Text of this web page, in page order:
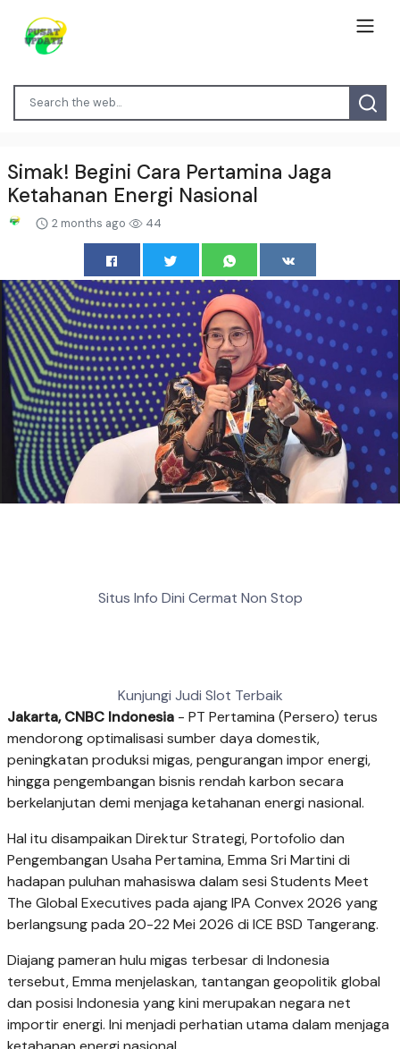
Simak! Begini Cara Pertamina Jaga
Ketahanan Energi Nasional
2 months ago 44
Situs Info Dini Cermat Non Stop
Kunjungi Judi Slot Terbaik
Jakarta, CNBC Indonesia - PT Pertamina (Persero) terus
mendorong optimalisasi sumber daya domestik,
peningkatan produksi migas, pengurangan impor energi,
hingga pengembangan bisnis rendah karbon secara
berkelanjutan demi menjaga ketahanan energi nasional.
Hal itu disampaikan Direktur Strategi, Portofolio dan
Pengembangan Usaha Pertamina, Emma Sri Martini di
hadapan puluhan mahasiswa dalam sesi Students Meet
The Global Executives pada ajang IPA Convex 2026 yang
berlangsung pada 20-22 Mei 2026 di ICE BSD Tangerang.
Diajang pameran hulu migas terbesar di Indonesia
tersebut, Emma menjelaskan, tantangan geopolitik global
dan posisi Indonesia yang kini merupakan negara net
importir energi. Ini menjadi perhatian utama dalam menjaga